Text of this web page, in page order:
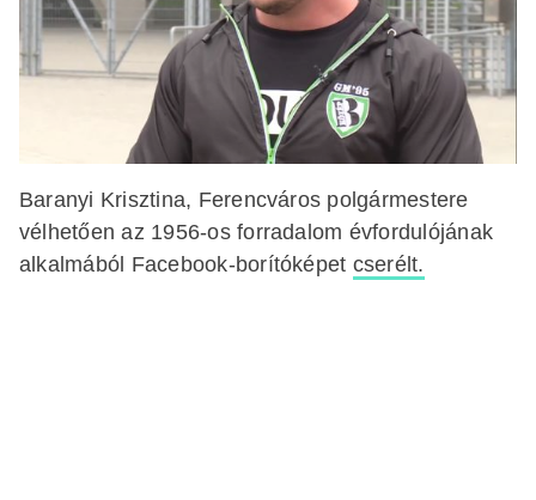
Baranyi Krisztina, Ferencváros polgármestere
vélhetően az 1956-os forradalom évfordulójának
alkalmából Facebook-borítóképet cserélt.